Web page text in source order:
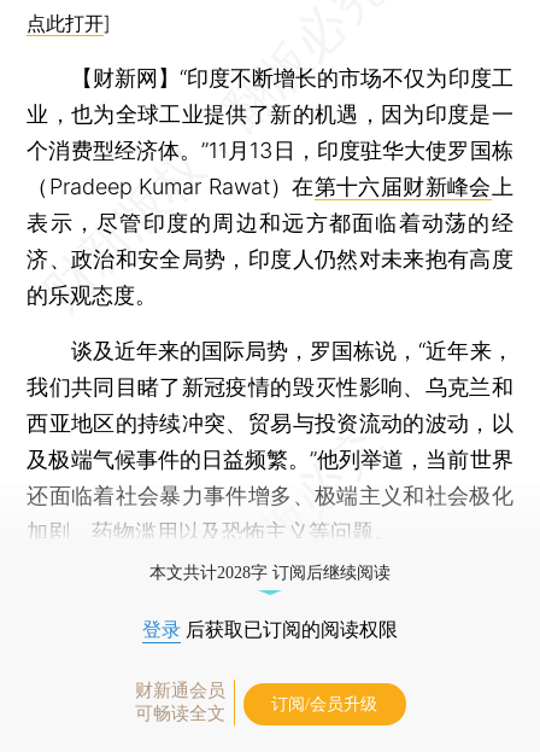
点此打开]
【财新网】 “印度不断增长的市场不仅为印度工
业，也为全球工业提供了新的机遇，因为印度是一
个消费型经济体。”11月13日，印度驻华大使罗国栋
（Pradeep Kumar Rawat）在第十六届财新峰会 上
表示，尽管印度的周边和远方都面临着动荡的经
济、政治和安全局势，印度人仍然对未来抱有高度
的乐观态度。
谈及近年来的国际局势，罗国栋说，“近年来，
我们共同目睹了新冠疫情的毁灭性影响、乌克兰和
西亚地区的持续冲突、贸易与投资流动的波动，以
及极端气候事件的日益频繁。”他列举道，当前世界
还面临着社会暴力事件增多、极端主义和社会极化
加剧、药物滥用以及恐怖主义等问题。
本文共计2028字 订阅后继续阅读
登录 后获取已订阅的阅读权限
财新通会员
可畅读全文
订阅/会员升级